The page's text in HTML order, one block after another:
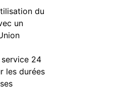
du
un
24
les durées